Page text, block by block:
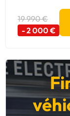
19 990 €
- 2 000 €